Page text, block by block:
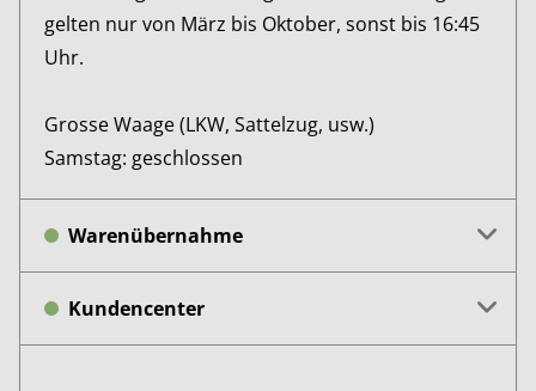
gelten nur von März bis Oktober, sonst bis 16:45
Uhr.
Grosse Waage (LKW, Sattelzug, usw.)
Samstag: geschlossen
Warenübernahme
Kundencenter